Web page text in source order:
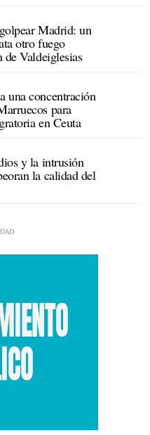
Madrid: un
otro fuego
Valdeiglesias
una concentración
para
en Ceuta
y la intrusión
la calidad del